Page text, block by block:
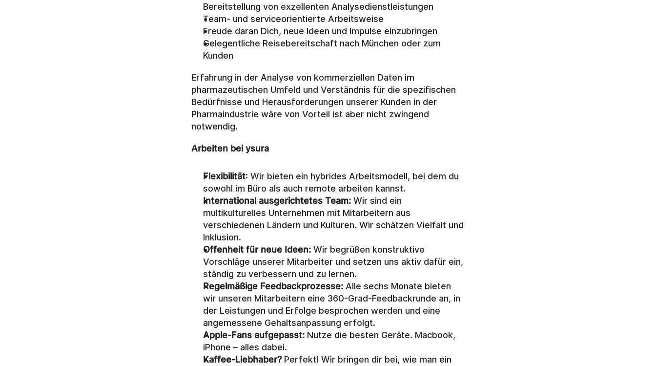
Bereitstellung von exzellenten Analysedienstleistungen
Team- und serviceorientierte Arbeitsweise
Freude daran Dich, neue Ideen und Impulse einzubringen
Gelegentliche Reisebereitschaft nach München oder zum
Kunden
Erfahrung in der Analyse von kommerziellen Daten im
pharmazeutischen Umfeld und Verständnis für die spezifischen
Bedürfnisse und Herausforderungen unserer Kunden in der
Pharmaindustrie wäre von Vorteil ist aber nicht zwingend
notwendig.
Arbeiten bei ysura
Flexibilität: Wir bieten ein hybrides Arbeitsmodell, bei dem du
sowohl im Büro als auch remote arbeiten kannst.
International ausgerichtetes Team: Wir sind ein
multikulturelles Unternehmen mit Mitarbeitern aus
verschiedenen Ländern und Kulturen. Wir schätzen Vielfalt und
Inklusion.
Offenheit für neue Ideen: Wir begrüßen konstruktive
Vorschläge unserer Mitarbeiter und setzen uns aktiv dafür ein,
ständig zu verbessern und zu lernen.
Regelmäßige Feedbackprozesse: Alle sechs Monate bieten
wir unseren Mitarbeitern eine 360-Grad-Feedbackrunde an, in
der Leistungen und Erfolge besprochen werden und eine
angemessene Gehaltsanpassung erfolgt.
Apple-Fans aufgepasst: Nutze die besten Geräte. Macbook,
iPhone – alles dabei.
Kaffee-Liebhaber? Perfekt! Wir bringen dir bei, wie man ein